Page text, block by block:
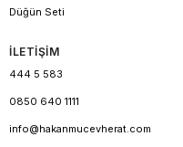
Düğün Seti
İLETİŞİM
444 5 583
0850 640 1111
info@hakanmucevherat.com